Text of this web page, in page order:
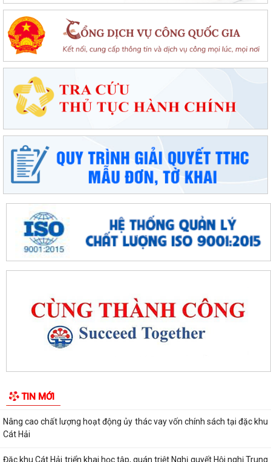
TIN MỚI
Tổ đại biểu số 09 HĐND thành phố Hải Phòng tiếp xúc cử tri sau Kỳ họp
thường lệ giữa năm 2026
Đặc khu Cát Hải triển khai Chương trình quốc gia về an toàn trong sử
dụng điện giai đoạn 2026 - 2035
Khơi dậy tiềm năng, phát huy sức mạnh kinh tế tư nhân tại đặc khu Cát
Hải
Đặc khu Cát Hải quyết tâm thực hiện thắng lợi Nghị quyết số 11-
NQ/TU, tạo động lực tăng trưởng...
Đặc khu Cát Hải đẩy mạnh triển khai Nghị quyết số 57-NQ/TW, tạo đột
phá về khoa học, công nghệ và...
UBND đặc khu Cát Hải đánh giá kết quả phát triển kinh tế - xã hội tháng
Đặc khu Cát Hải đẩy mạnh chuyển đổi số, thúc đẩy thanh toán không
dùng tiền mặt trong lĩnh vực du...
Đặc khu Cát Hải đẩy mạnh thực hiện Nghị quyết số 68-NQ/TW về phát
Sinh hoạt chuyên đề gắn với học tập và làm theo Bác, nâng cao chất
lượng hoạt động của Chi bộ Cơ...
Lễ chào cờ tháng 8: Đặc khu Cát Hải tăng tốc thực hiện các nhiệm vụ
với Nhân dân
Nâng cao chất lượng hoạt động ủy thác vay vốn chính sách tại đặc khu
Cát Hải
Đặc khu Cát Hải triển khai học tập, quán triệt Nghị quyết Hội nghị Trung